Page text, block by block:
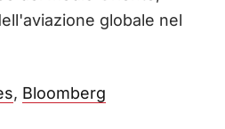
globale nel
, Bloomberg